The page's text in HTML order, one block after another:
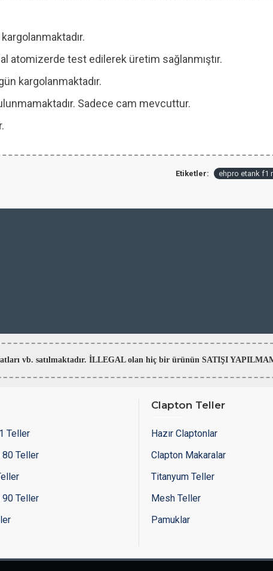
atomizerde test edilerek üretim sağlanmıştır.
kargolanmaktadır.
Sadece cam mevcuttur.
Etiketler: ehpro etank f1
vb. satılmaktadır. İLLEGAL olan hiç bir ürünün SATIŞI
Teller
80 Teller
90 Teller
Clapton Teller
Hazır Claptonlar
Clapton Makaralar
Titanyum Teller
Mesh Teller
Pamuklar